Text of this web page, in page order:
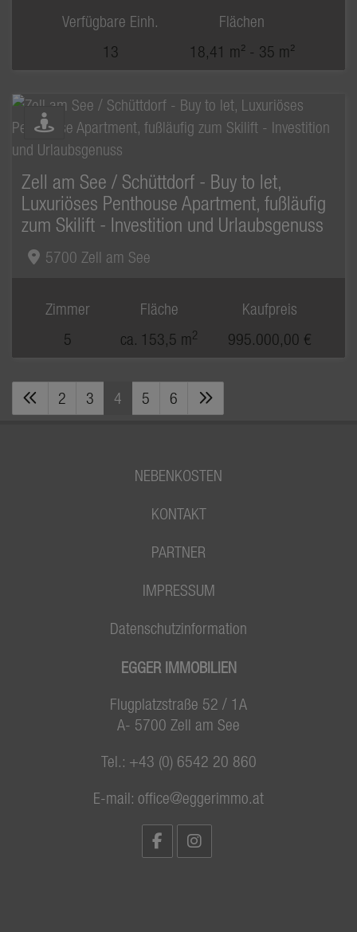
Verfügbare Einh.
13
Flächen
18,41 m² - 35 m²
Zimmer
1 - 2
Zell am See / Schüttdorf - Buy to let,
Luxuriöses Penthouse Apartment, fußläufig
zum Skilift - Investition und Urlaubsgenuss
5700 Zell am See
Zimmer
5
Fläche
ca. 153,5 m2
Kaufpreis
995.000,00 €
2 3 4 5 6
NEBENKOSTEN
KONTAKT
PARTNER
IMPRESSUM
Datenschutzinformation
EGGER IMMOBILIEN
Flugplatzstraße 52 / 1A
A- 5700 Zell am See
Tel.: +43 (0) 6542 20 860
E-mail: office@eggerimmo.at